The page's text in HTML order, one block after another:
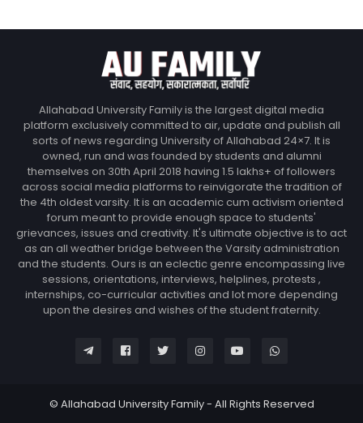
Allahabad University Family is the largest digital media
platform exclusively committed to air, update and publish all
sorts of news regarding University of Allahabad 24×7. It is
owned, run and was founded by students and alumni
themselves on 30th April 2018 having 1.5 lakhs+ of followers
across social media platforms to reinvigorate the tradition of
the 4th oldest varsity. It is an academic cum activism oriented
forum meant to provide enough space to students'
grievances, issues and creativity. It's ultimate objective is to act
as an all weather bridge between the Varsity administration
and the students. Ours is an eclectic genre encompassing live
sessions, orientations, interviews, helplines, protests ,
internships, co-curricular activities and lot more depending
upon the desires and wishes of the student fraternity.
© Allahabad University Family - All Rights Reserved